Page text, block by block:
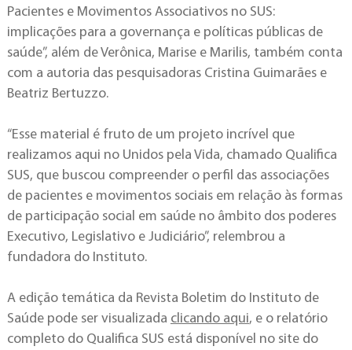
Pacientes e Movimentos Associativos no SUS:
implicações para a governança e políticas públicas de
saúde”, além de Verônica, Marise e Marilis, também conta
com a autoria das pesquisadoras Cristina Guimarães e
Beatriz Bertuzzo.
“Esse material é fruto de um projeto incrível que
realizamos aqui no Unidos pela Vida, chamado Qualifica
SUS, que buscou compreender o perfil das associações
de pacientes e movimentos sociais em relação às formas
de participação social em saúde no âmbito dos poderes
Executivo, Legislativo e Judiciário”, relembrou a
fundadora do Instituto.
A edição temática da Revista Boletim do Instituto de
Saúde pode ser visualizada clicando aqui, e o relatório
completo do Qualifica SUS está disponível no site do